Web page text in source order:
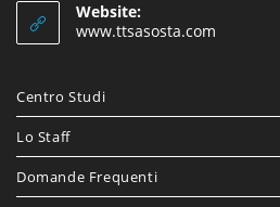
Website:
www.ttsasosta.com
Centro Studi
Lo Staff
Domande Frequenti